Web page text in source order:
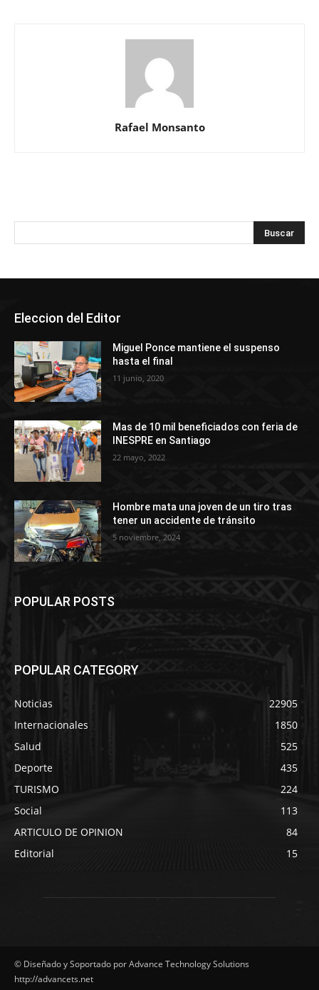
Rafael Monsanto
Eleccion del Editor
Miguel Ponce mantiene el suspenso
hasta el final
11 junio, 2020
Mas de 10 mil beneficiados con feria de
INESPRE en Santiago
22 mayo, 2022
Hombre mata una joven de un tiro tras
tener un accidente de tránsito
5 noviembre, 2024
POPULAR POSTS
POPULAR CATEGORY
Noticias
22905
Internacionales
1850
Salud
525
Deporte
435
TURISMO
224
Social
113
ARTICULO DE OPINION
84
Editorial
15
© Diseñado y Soportado por Advance Technology Solutions
http://advancets.net